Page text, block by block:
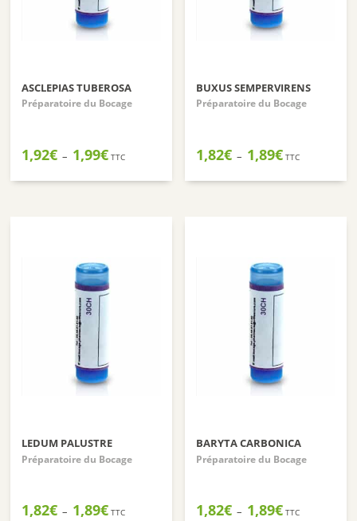
ASCLEPIAS TUBEROSA
Préparatoire du Bocage
1,92€ – 1,99€Plage
prix :
TTC
BUXUS SEMPERVIRENS
Préparatoire du Bocage
1,82€ – 1,89€Plage
prix :
TTC
LEDUM PALUSTRE
Préparatoire du Bocage
1,82€ – 1,89€Plage
TTC
BARYTA CARBONICA
Préparatoire du Bocage
1,82€ – 1,89€Plage
TTC